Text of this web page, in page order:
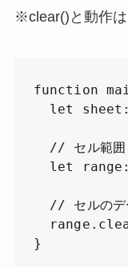
※clear()と動作は
function
let
// セル範
let
// セルのデ
}